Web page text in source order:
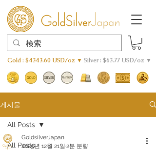
Gold : $4343.60 USD/oz ▼ Silver : $63.77 USD/oz ▼
게시물
All Posts
All Posts
GoldsilverJapan
2025년 12월 21일 2분 분량